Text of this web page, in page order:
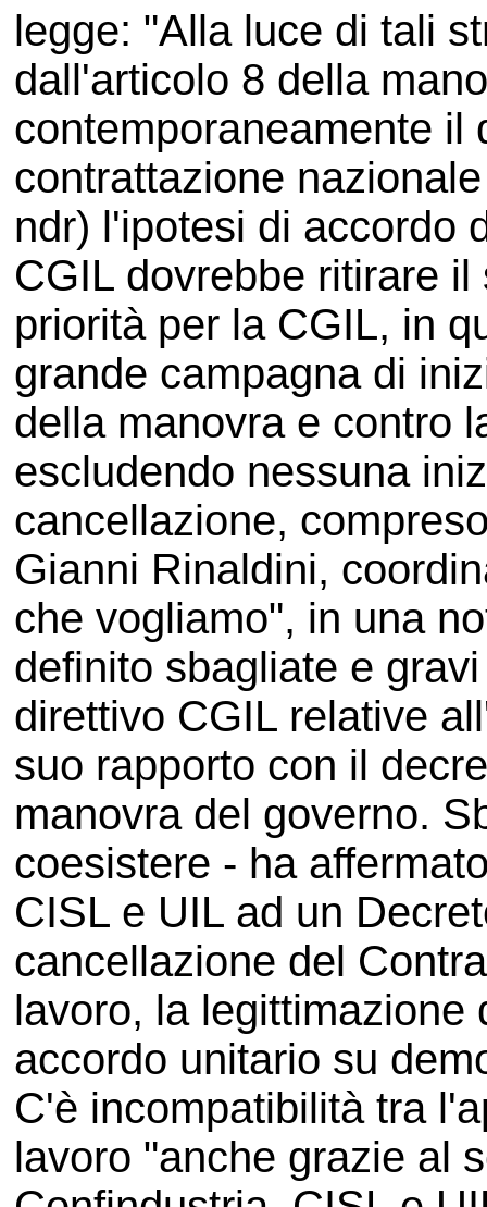
legge: "Alla luce di tali
dall'articolo 8 della
contemporaneamente il
contrattazione
ndr) l'ipotesi di accordo
CGIL dovrebbe ritirare
priorità per la CGIL, in
grande campagna di
della manovra e contro
escludendo nessuna
cancellazione,
Gianni Rinaldini,
che vogliamo", in una
definito sbagliate e
direttivo CGIL relative
suo rapporto con il
manovra del governo.
coesistere - ha
CISL e UIL ad un
cancellazione del
lavoro, la legittimazione
accordo unitario su
C'è incompatibilità tra
lavoro "anche grazie al